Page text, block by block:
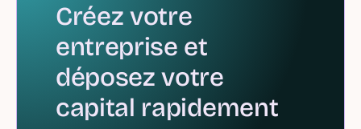
Créez votre
entreprise et
déposez votre
capital rapidement